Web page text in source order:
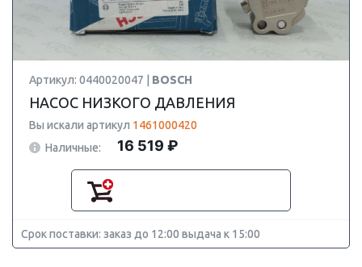
Артикул: 0440020047 | BOSCH
НАСОС НИЗКОГО ДАВЛЕНИЯ
Вы искали артикул 1461000420
Наличные:
16 519 ₽
Срок поставки: заказ до 12:00 выдача к 15:00